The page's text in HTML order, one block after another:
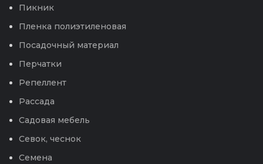
Пикник
Пленка полиэтиленовая
Посадочный материал
Перчатки
Репеллент
Рассада
Садовая мебель
Севок, чеснок
Семена